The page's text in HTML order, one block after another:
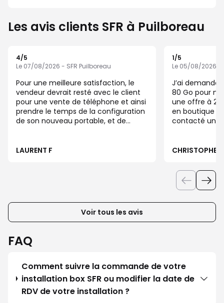
Les avis clients SFR à Puilboreau
4/5
Le 07/08/2026 - SFR Puilboreau
Pour une meilleure satisfaction, le
vendeur devrait resté avec le client
pour une vente de téléphone et ainsi
prendre le temps de la configuration
de son nouveau portable, et de
pour s’occuper d’un autre client et
LAURENT F
1/5
Le 05/08/2026 -
J’ai demandé
80 Go pour
une offre à 20
en boutique
contacté un
proposé une
pris en
que j’ai
une offre
la deuxième
des
que
difficultés
avec
CHRISTOPHE V
Voir tous les avis
FAQ
Comment suivre la commande de votre
installation box SFR ou modifier la date de
RDV de votre installation ?